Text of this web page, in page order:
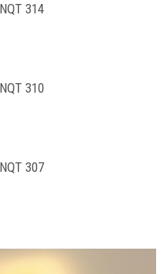
314
310
307